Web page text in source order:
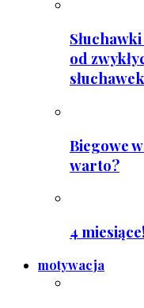
od
Biegowe
warto?
4 miesiące!
motywacja